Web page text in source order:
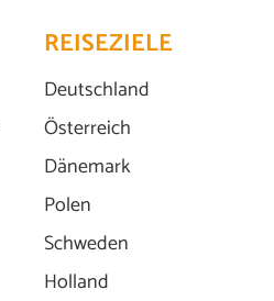
REISEZIELE
Deutschland
Österreich
Dänemark
Polen
Schweden
Holland